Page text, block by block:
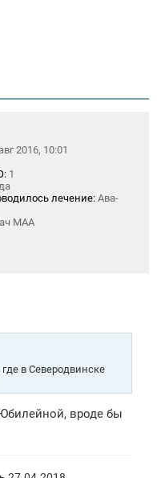
2016, 10:01
1
лечение: Ава-
МАА
в Северодвинске
вроде бы